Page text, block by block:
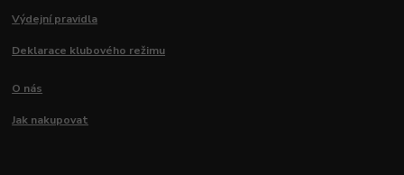
Výdejní pravidla
Deklarace klubového režimu
O nás
Jak nakupovat